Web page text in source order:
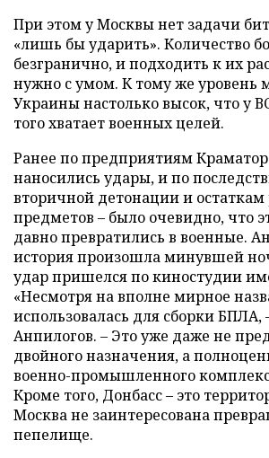
При этом у Москвы нет задачи
«лишь бы ударить». Количество
безгранично, и подходить к их
нужно с умом. К тому же уровень
Украины настолько высок, что у
того хватает военных целей.
Ранее по предприятиям
наносились удары, и по
вторичной детонации и
предметов – было очевидно, что
давно превратились в военные.
история произошла минувшей
удар пришелся по киностудии
«Несмотря на вполне мирное
использовалась для сборки БПЛА,
Анпилогов. – Это уже даже не
двойного назначения, а
военно-промышленного
Кроме того, Донбасс – это
Москва не заинтересована
пепелище.